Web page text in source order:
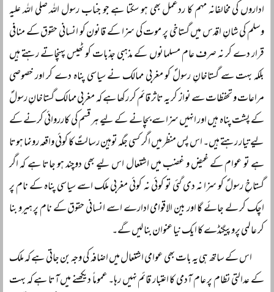
اداروں کی مخالفانہ مہم کا ردعمل بھی ہو سکتا ہے جو جناب رسول اللہ صلی اللہ علیہ
وسلم کی شانِ اقدس میں گستاخی پر موت کی سزا کے قانون کو انسانی حقوق کے منافی
قرار دے کر نہ صرف عام مسلمانوں کے مذہبی جذبات کو ٹھیس پہنچاتے رہتے ہیں
بلکہ بہت سے گستاخانِ رسولؐ کو مغربی ممالک نے سیاسی پناہ دے کر اور خصوصی
مراعات و تحفظات سے نواز کر یہ تاثر قائم کر رکھا ہے کہ مغربی ممالک گستاخانِ رسولؐ
کے پشت پناہ ہیں اور انہیں سزا سے بچانے کے لیے ہر قسم کی کارروائی کرنے کے
لیے تیار رہتے ہیں۔ اس پس منظر میں اگر کسی جگہ توہین رسالتؐ کا کوئی واقعہ رونما ہوتا
ہے تو عوام کے غیض و غضب میں اشتعال اس لیے بھی دوچند ہو جاتا ہے کہ اگر
گستاخِ رسولؐ کو سزا نہ دی گئی تو کوئی نہ کوئی مغربی ملک اسے سیاسی پناہ کے نام پر
اچک کر لے جائے گا اور بین الاقوامی ادارے اسے انسانی حقوق کے نام پر ہیرو بنا
کر عالمی پروپیگنڈے کا ایک نیا عنوان بنا لیں گے۔
اس کے ساتھ ہی یہ بات بھی عوامی اشتعال میں اضافہ کی وجہ بن جاتی ہے کہ ملک
کے عدالتی نظام پر عام آدمی کا اعتبار قائم نہیں رہا۔ عموماً دیکھنے میں آتا ہے کہ بہت